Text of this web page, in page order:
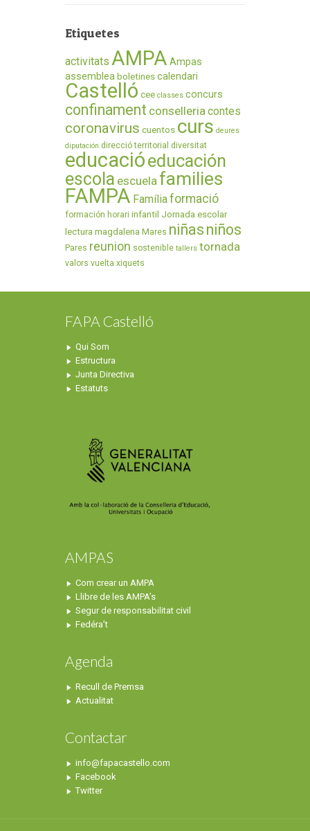
Etiquetes
activitats AMPA Ampas
assemblea boletines calendari
Castelló cee classes concurs
confinament conselleriacontes
coronavirus cuentos curs deures
diputación direcció territorial diversitat
educacióeducación
escola escuela families
FAMPA Famíliaformació
formación horari infantil Jornada escolar
lectura magdalena Mares niñas niños
Pares reunion sostenible tallers tornada
valors vuelta xiquets
FAPA Castelló
Qui Som
Estructura
Junta Directiva
Estatuts
AMPAS
Com crear un AMPA
Llibre de les AMPA’s
Segur de responsabilitat civil
Fedéra’t
Agenda
Recull de Premsa
Actualitat
Contactar
info@fapacastello.com
Facebook
Twitter